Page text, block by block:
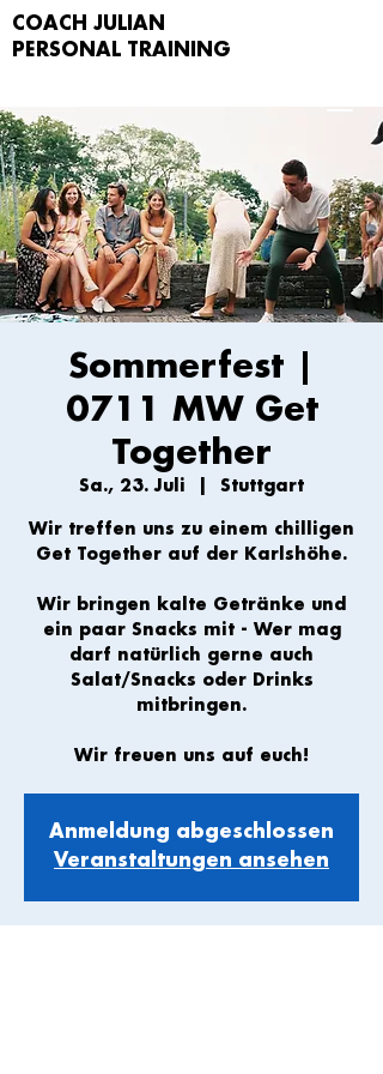
COACH JULIAN
PERSONAL TRAIN
ING
Sommerfest |
0711 MW Get
Together
Sa., 23. Juli Stuttgart
Wir treffen uns zu einem chilligen
Get Together auf der Karlshöhe.
Wir bringen kalte Getränke und
ein paar Snacks mit - Wer mag
darf natürlich gerne auch
Salat/Snacks oder Drinks
mitbringen.
Wir freuen uns auf euch!
Anmeldung abgeschlossen
Veranstaltungen ansehen